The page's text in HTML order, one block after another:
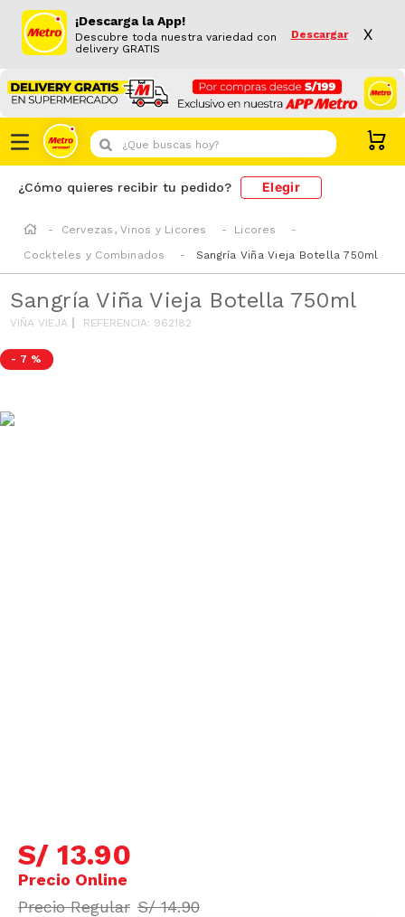
¡Descarga la App!
Descubre toda nuestra variedad con
delivery GRATIS
Descargar X
¿Que buscas hoy?
¿Cómo quieres recibir tu pedido? Elegir
Cervezas, Vinos y Licores
Licores
Cockteles y Combinados
Sangría Viña Vieja Botella 750ml
Sangría Viña Vieja Botella 750ml
VIÑA VIEJA REFERENCIA: 962182
- 7 %
S/ 13.90
S/ 14.90